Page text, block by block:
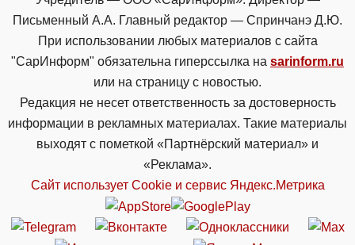
Письменный А.А. Главный редактор — Спринчанэ Д.Ю.
При использовании любых материалов с сайта
"СарИнформ" обязательна гиперссылка на sarinform.ru
или на страницу с новостью.
Редакция не несет ответственность за достоверность
информации в рекламных материалах. Такие материалы
выходят с пометкой «Партнёрский материал» и
«Реклама».
Сайт использует Cookie и сервиc Яндекс.Метрика